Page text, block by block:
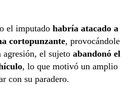
el imputado habría atacado a
cortopunzante, provocándole
agresión, el sujeto abandonó el
, lo que motivó un amplio
con su paradero.